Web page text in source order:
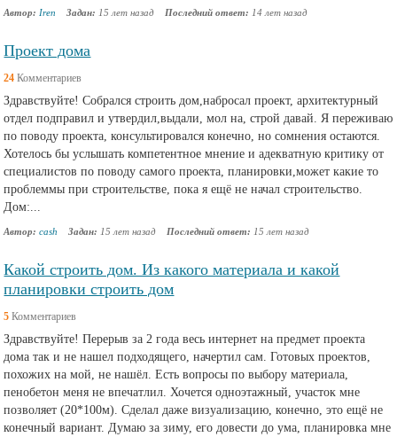
Автор: Iren Задан: 15 лет назад Последний ответ: 14 лет назад
Проект дома
24 Комментариев
Здравствуйте! Собрался строить дом,набросал проект, архитектурный
отдел подправил и утвердил,выдали, мол на, строй давай. Я переживаю
по поводу проекта, консультировался конечно, но сомнения остаются.
Хотелось бы услышать компетентное мнение и адекватную критику от
специалистов по поводу самого проекта, планировки,может какие то
проблеммы при строительстве, пока я ещё не начал строительство.
Дом:...
Автор: cash Задан: 15 лет назад Последний ответ: 15 лет назад
Какой строить дом. Из какого материала и какой
планировки строить дом
5 Комментариев
Здравствуйте! Перерыв за 2 года весь интернет на предмет проекта
дома так и не нашел подходящего, начертил сам. Готовых проектов,
похожих на мой, не нашёл. Есть вопросы по выбору материала,
пенобетон меня не впечатлил. Хочется одноэтажный, участок мне
позволяет (20*100м). Сделал даже визуализацию, конечно, это ещё не
конечный вариант. Думаю за зиму, его довести до ума, планировка мне